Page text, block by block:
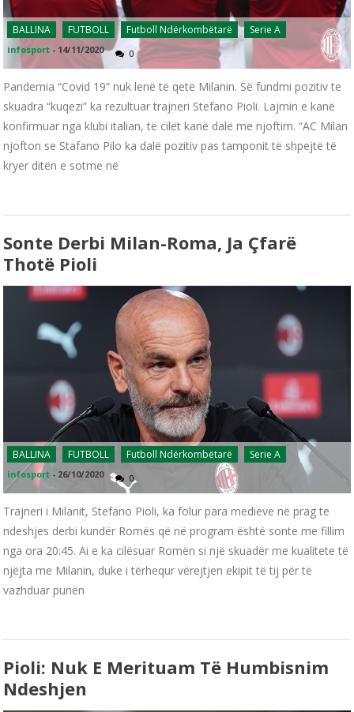
BALLINA FUTBOLL Futboll Ndërkombëtarë Serie A
infosport - 14/11/2020 0
Pandemia “Covid 19” nuk lenë të qetë Milanin. Së fundmi pozitiv te
skuadra “kuqezi” ka rezultuar trajneri Stefano Pioli. Lajmin e kanë
konfirmuar nga klubi italian, të cilët kanë dalë me njoftim. “AC Milan
njofton se Stafano Pilo ka dalë pozitiv pas tamponit të shpejtë të
kryer ditën e sotme në
Sonte Derbi Milan-Roma, Ja Çfarë
Thotë Pioli
BALLINA FUTBOLL Futboll Ndërkombëtarë Serie A
infosport - 26/10/2020 0
Trajneri i Milanit, Stefano Pioli, ka folur para medieve në prag te
ndeshjes derbi kundër Romës që në program është sonte me fillim
nga ora 20:45. Ai e ka cilësuar Romën si një skuadër me kualitete të
njëjta me Milanin, duke i tërhequr vërejtjen ekipit të tij për të
vazhduar punën
Pioli: Nuk E Merituam Të Humbisnim
Ndeshjen